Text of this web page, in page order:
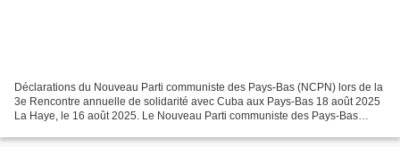
Déclarations du Nouveau Parti communiste des Pays-Bas (NCPN) lors de la
3e Rencontre annuelle de solidarité avec Cuba aux Pays-Bas 18 août 2025
La Haye, le 16 août 2025. Le Nouveau Parti communiste des Pays-Bas